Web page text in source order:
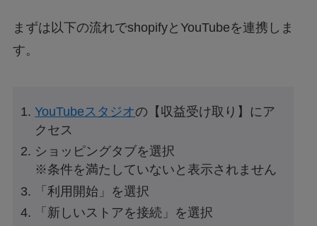
まずは以下の流れでshopifyとYouTubeを連携しま
す。
YouTubeスタジオの【収益受け取り】にア
クセス
ショッピングタブを選択
※条件を満たしていないと表示されません
「利用開始」を選択
「新しいストアを接続」を選択